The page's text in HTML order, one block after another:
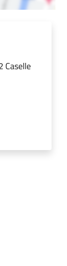
Caselle